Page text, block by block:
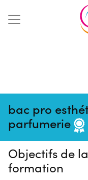
bac pro
parfumerie
Pas de
ce moment
Objectifs de la
formation